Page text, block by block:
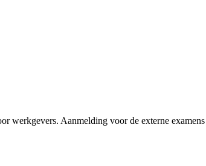
werkgevers. Aanmelding voor de externe